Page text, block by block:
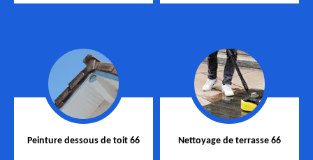
Peinture dessous de toit 66 Nettoyage de terrasse 66